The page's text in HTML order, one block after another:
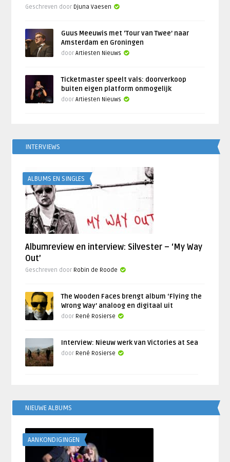
Geschreven door Djuna Vaesen
Guus Meeuwis met ‘Tour van Twee’ naar
Amsterdam en Groningen
doorArtiesten Nieuws
Ticketmaster speelt vals: doorverkoop
buiten eigen platform onmogelijk
doorArtiesten Nieuws
INTERVIEWS
ALBUMS EN SINGLES
Albumreview en interview: Silvester – ‘My Way
Out’
Geschreven door Robin de Roode
The Wooden Faces brengt album ‘Flying the
Wrong Way’ analoog en digitaal uit
door René Rosierse
Interview: Nieuw werk van Victories at Sea
door René Rosierse
NIEUWE ALBUMS
AANKONDIGINGEN